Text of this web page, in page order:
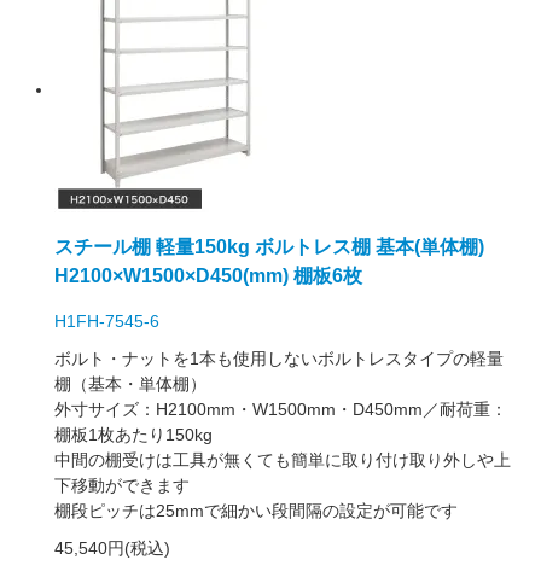
スチール棚 軽量150kg ボルトレス棚 基本(単体棚)
H2100×W1500×D450(mm) 棚板6枚
H1FH-7545-6
ボルト・ナットを1本も使用しないボルトレスタイプの軽量
棚（基本・単体棚）
外寸サイズ：H2100mm・W1500mm・D450mm／耐荷重：
棚板1枚あたり150kg
中間の棚受けは工具が無くても簡単に取り付け取り外しや上
下移動ができます
棚段ピッチは25mmで細かい段間隔の設定が可能です
45,540円(税込)